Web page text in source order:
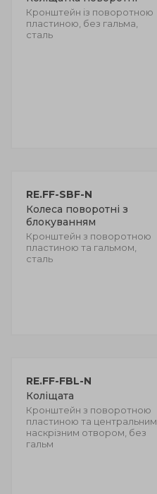
Кронштейн із поворотною
пластиною, без гальма,
сталь
RE.FF-SBF-N
Колеса поворотні з
блокуванням
Кронштейн з поворотною
пластиною та гальмом,
сталь
RE.FF-FBL-N
Коліщата
Кронштейн з поворотною
пластиною та центральним
наскрізним отвором, без
гальм